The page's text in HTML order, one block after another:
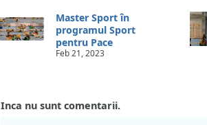
Master Sport în
programul Sport
pentru Pace
Feb 21, 2023
Inca nu sunt comentarii.